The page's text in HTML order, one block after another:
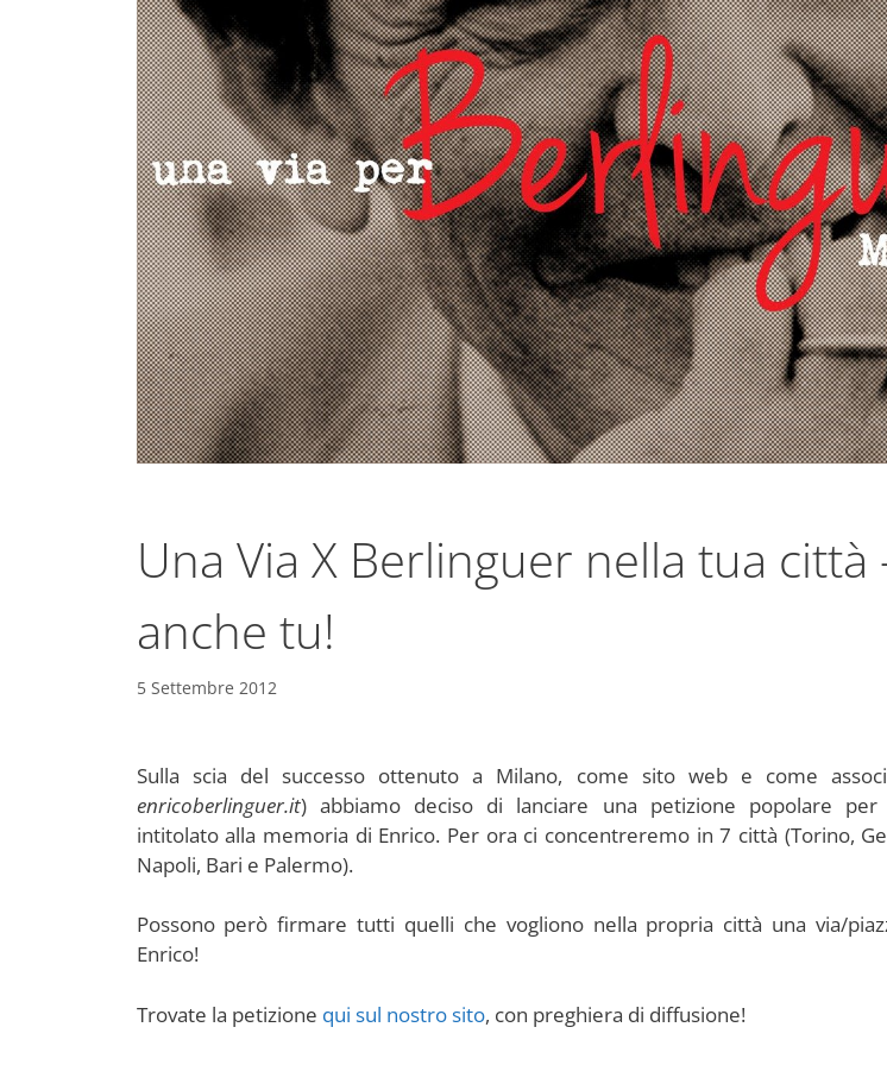
Una Via X Berlinguer nella tua città
anche tu!
5 Settembre 2012
Sulla scia del successo ottenuto a Milano, come sito web e come
enricoberlinguer.it) abbiamo deciso di lanciare una petizione popolare per
intitolato alla memoria di Enrico. Per ora ci concentreremo in 7 città (Torino,
Napoli, Bari e Palermo).
Possono però firmare tutti quelli che vogliono nella propria città una via/
Enrico!
Trovate la petizione qui sul nostro sito, con preghiera di diffusione!